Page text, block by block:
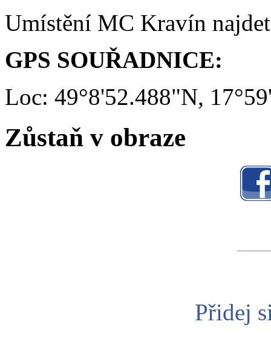
Umístění MC Kravín
GPS SOUŘADNICE:
Loc: 49°8'52.488"N,
Zůstaň v obraze
Přidej